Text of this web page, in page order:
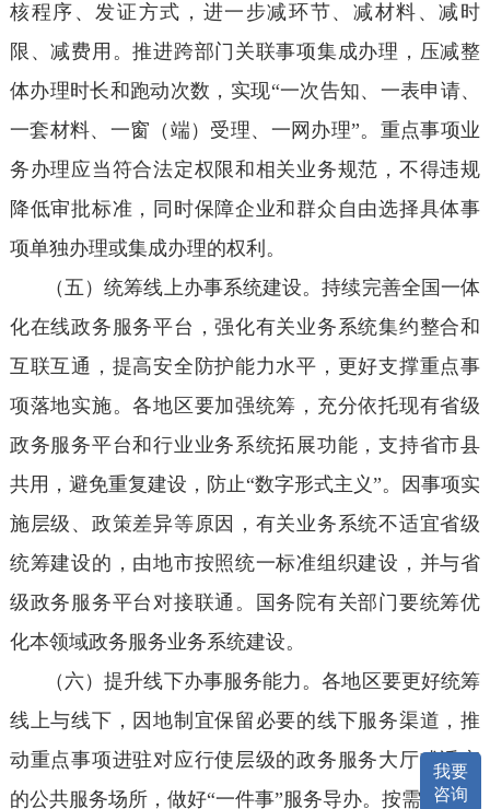
核程序、发证方式，进一步减环节、减材料、减时
限、减费用。推进跨部门关联事项集成办理，压减整
体办理时长和跑动次数，实现“一次告知、一表申请、
一套材料、一窗（端）受理、一网办理”。重点事项业
务办理应当符合法定权限和相关业务规范，不得违规
降低审批标准，同时保障企业和群众自由选择具体事
项单独办理或集成办理的权利。
（五）统筹线上办事系统建设。持续完善全国一体
化在线政务服务平台，强化有关业务系统集约整合和
互联互通，提高安全防护能力水平，更好支撑重点事
项落地实施。各地区要加强统筹，充分依托现有省级
政务服务平台和行业业务系统拓展功能，支持省市县
共用，避免重复建设，防止“数字形式主义”。因事项实
施层级、政策差异等原因，有关业务系统不适宜省级
统筹建设的，由地市按照统一标准组织建设，并与省
级政务服务平台对接联通。国务院有关部门要统筹优
化本领域政务服务业务系统建设。
（六）提升线下办事服务能力。各地区要更好统筹
线上与线下，因地制宜保留必要的线下服务渠道，推
动重点事项进驻对应行使层级的政务服务大厅或适宜
的公共服务场所，做好“一件事”服务导办。按需设置服
我要
咨询